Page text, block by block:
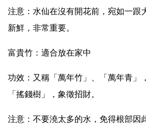
注意：水仙在沒有開花前，宛如一跟
新鮮，非常重要。
富貴竹：適合放在家中
功效：又稱「萬年竹」、「萬年青」
「搖錢樹」，象徵招財。
注意：不要澆太多的水，免得根部因